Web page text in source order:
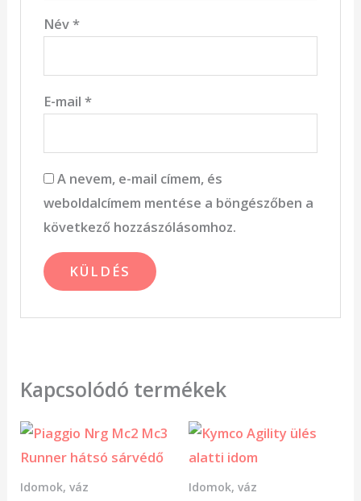
Név*
E-mail *
A nevem, e-mail címem, és
weboldalcímem mentése a böngészőben a
következő hozzászólásomhoz.
Kapcsolódó termékek
Idomok, váz Idomok, váz